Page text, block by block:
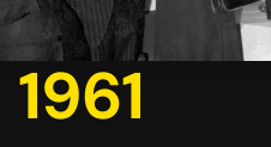
1961